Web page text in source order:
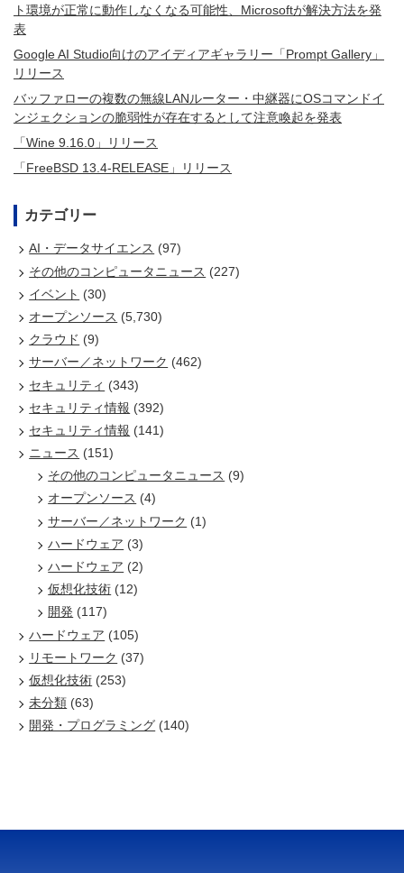
ト環境が正常に動作しなくなる可能性、Microsoftが解決方法を発
表
Google AI Studio向けのアイディアギャラリー「Prompt Gallery」
リリース
バッファローの複数の無線LANルーター・中継器にOSコマンドイ
ンジェクションの脆弱性が存在するとして注意喚起を発表
「Wine 9.16.0」リリース
「FreeBSD 13.4-RELEASE」リリース
カテゴリー
AI・データサイエンス (97)
その他のコンピュータニュース (227)
イベント (30)
オープンソース (5,730)
クラウド (9)
サーバー／ネットワーク (462)
セキュリティ (343)
セキュリティ情報 (392)
セキュリティ情報 (141)
ニュース (151)
その他のコンピュータニュース (9)
オープンソース (4)
サーバー／ネットワーク (1)
ハードウェア (3)
ハードウェア (2)
仮想化技術 (12)
開発 (117)
ハードウェア (105)
リモートワーク (37)
仮想化技術 (253)
未分類 (63)
開発・プログラミング (140)